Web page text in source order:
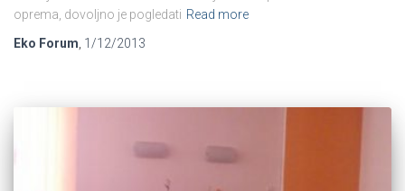
oprema, dovoljno je pogledati Read more
Eko Forum 1/12/2013